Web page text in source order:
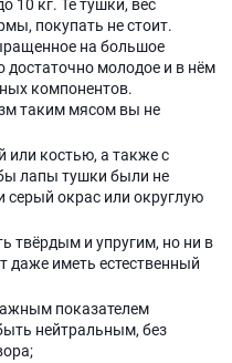
10 кг. Те тушки, вес
покупать не стоит.
на большое
достаточно молодое и в нём
компонентов.
таким мясом вы не
или костью, а также с
лапы тушки были не
окрас или округлую
твёрдым и упругим, но ни в
даже иметь естественный
показателем
нейтральным, без